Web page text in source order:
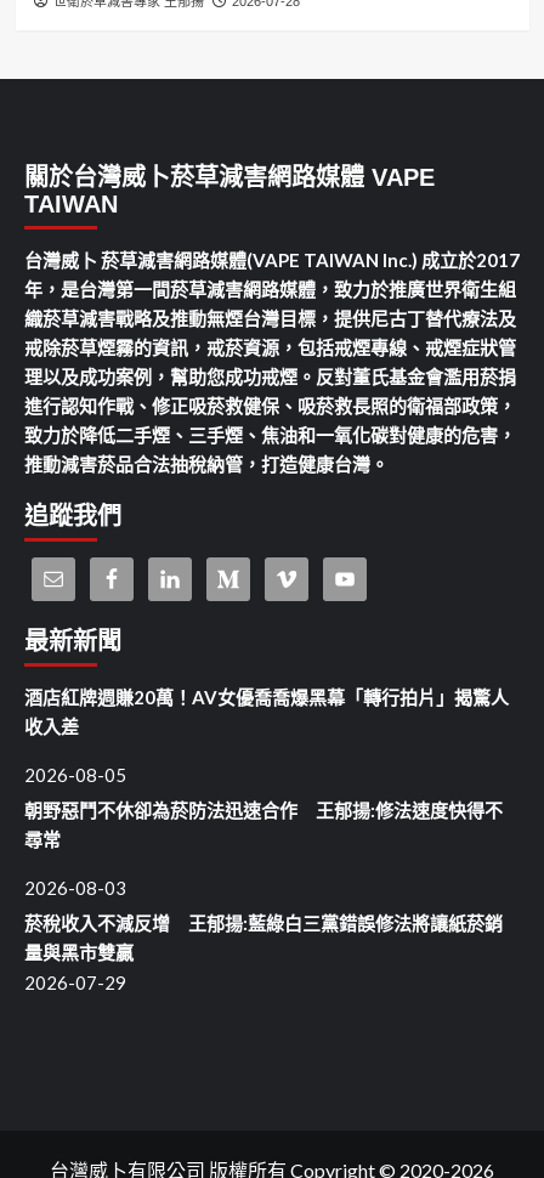
關於台灣威卜菸草減害網路媒體 VAPE
TAIWAN
台灣威卜 菸草減害網路媒體(VAPE TAIWAN Inc.) 成立於2017
年，是台灣第一間菸草減害網路媒體，致力於推廣世界衛生組
織菸草減害戰略及推動無煙台灣目標，提供尼古丁替代療法及
戒除菸草煙霧的資訊，戒菸資源，包括戒煙專線、戒煙症狀管
理以及成功案例，幫助您成功戒煙。反對董氏基金會濫用菸捐
進行認知作戰、修正吸菸救健保、吸菸救長照的衛福部政策，
致力於降低二手煙、三手煙、焦油和一氧化碳對健康的危害，
推動減害菸品合法抽稅納管，打造健康台灣。
追蹤我們
最新新聞
酒店紅牌週賺20萬！AV女優喬喬爆黑幕「轉行拍片」揭驚人
收入差
2026-08-05
朝野惡鬥不休卻為菸防法迅速合作 王郁揚:修法速度快得不
尋常
2026-08-03
菸稅收入不減反增 王郁揚:藍綠白三黨錯誤修法將讓紙菸銷
量與黑市雙贏
2026-07-29
台灣威卜有限公司 版權所有 Copyright © 2020-2026